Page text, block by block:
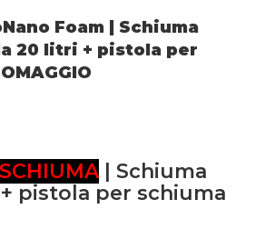
Foam | Schiuma
20 litri + pistola per
| Schiuma
pistola per schiuma